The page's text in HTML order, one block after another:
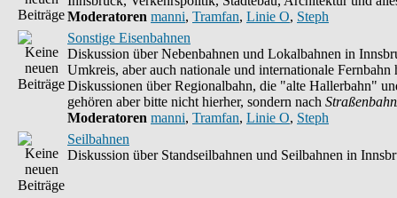
Moderatoren manni, Tramfan, Linie O, Steph
Sonstige Eisenbahnen
Diskussion über Nebenbahnen und Lokalbahnen in
Umkreis, aber auch nationale und internationale Fernbahn
Diskussionen über Regionalbahn, die "alte Hallerbahn"
gehören aber bitte nicht hierher, sondern nach
Moderatoren manni, Tramfan, Linie O, Steph
Seilbahnen
Diskussion über Standseilbahnen und Seilbahnen in